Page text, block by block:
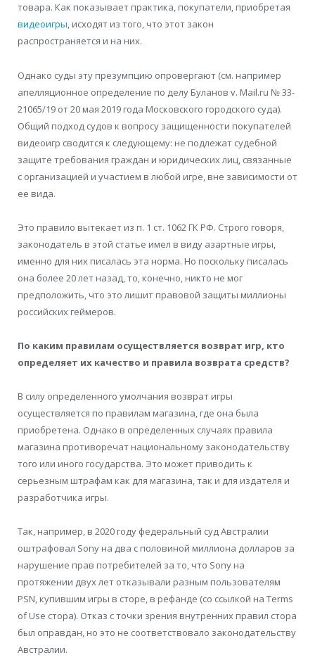
товара. Как показывает практика, покупатели, приобретая
видеоигры, исходят из того, что этот закон
распространяется и на них.
Однако суды эту презумпцию опровергают (см. например
апелляционное определение по делу Буланов v. Mail.ru № 33-
21065/19 от 20 мая 2019 года Московского городского суда).
Общий подход судов к вопросу защищенности покупателей
видеоигр сводится к следующему: не подлежат судебной
защите требования граждан и юридических лиц, связанные
с организацией и участием в любой игре, вне зависимости от
ее вида.
Это правило вытекает из п. 1 ст. 1062 ГК РФ. Строго говоря,
законодатель в этой статье имел в виду азартные игры,
именно для них писалась эта норма. Но поскольку писалась
она более 20 лет назад, то, конечно, никто не мог
предположить, что это лишит правовой защиты миллионы
российских геймеров.
По каким правилам осуществляется возврат игр, кто
определяет их качество и правила возврата средств?
В силу определенного умолчания возврат игры
осуществляется по правилам магазина, где она была
приобретена. Однако в определенных случаях правила
магазина противоречат национальному законодательству
того или иного государства. Это может приводить к
серьезным штрафам как для магазина, так и для издателя и
разработчика игры.
Так, например, в 2020 году федеральный суд Австралии
оштрафовал Sony на два с половиной миллиона долларов за
нарушение прав потребителей за то, что Sony на
протяжении двух лет отказывали разным пользователям
PSN, купившим игры в сторе, в рефанде (со ссылкой на Terms
of Use стора). Отказ с точки зрения внутренних правил стора
был оправдан, но это не соответствовало законодательству
Австралии.